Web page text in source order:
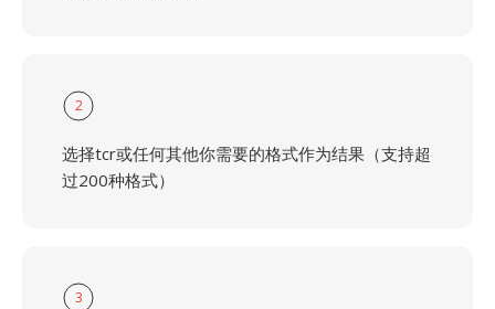
2
选择tcr或任何其他你需要的格式作为结果（支持超
过200种格式）
3